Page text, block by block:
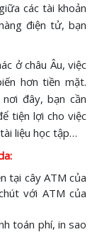
các tài khoản
điện tử, bạn
ở châu Âu, việc
hơn tiền mặt.
đây, bạn cần
tiện lợi cho việc
liệu học tập…
tại cây ATM của
với ATM của
toán phí, in sao